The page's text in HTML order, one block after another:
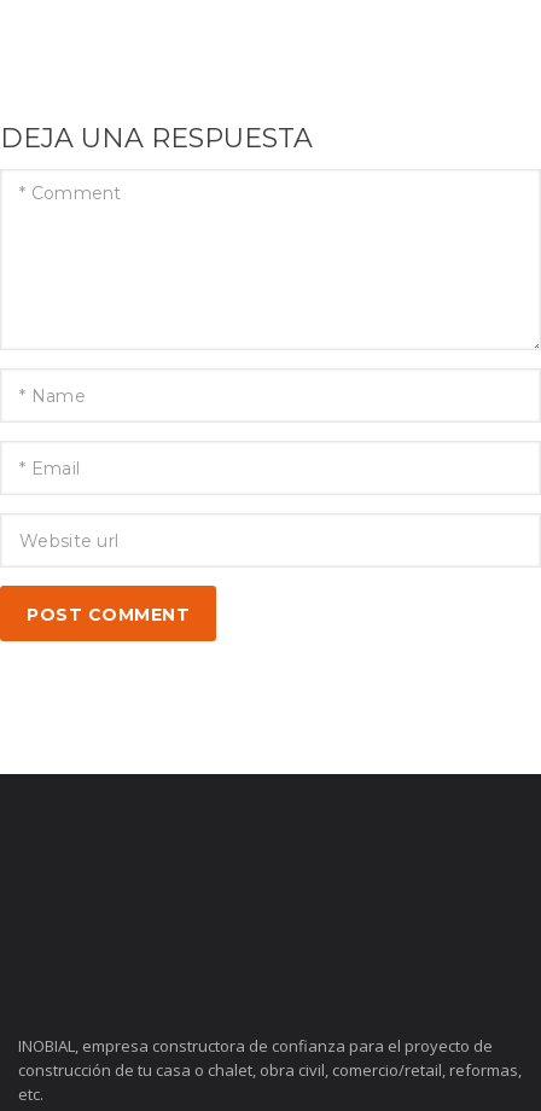
DEJA UNA RESPUESTA
POST COMMENT
INOBIAL, empresa constructora de confianza para el proyecto de
construcción de tu casa o chalet, obra civil, comercio/retail, reformas,
etc.